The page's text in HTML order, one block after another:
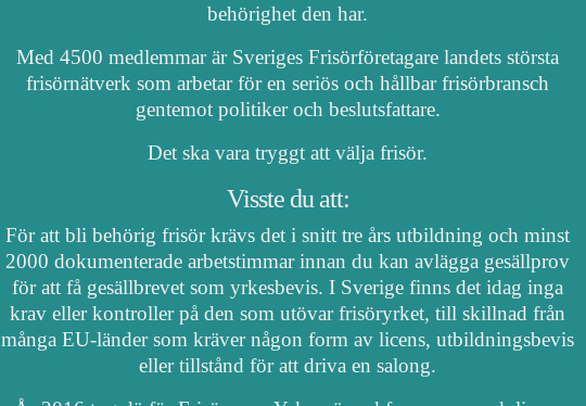
behörighet den har.
Med 4500 medlemmar är Sveriges Frisörföretagare landets största
frisörnätverk som arbetar för en seriös och hållbar frisörbransch
gentemot politiker och beslutsfattare.
Det ska vara tryggt att välja frisör.
Visste du att:
För att bli behörig frisör krävs det i snitt tre års utbildning och minst
2000 dokumenterade arbetstimmar innan du kan avlägga gesällprov
för att få gesällbrevet som yrkesbevis. I Sverige finns det idag inga
krav eller kontroller på den som utövar frisöryrket, till skillnad från
många EU-länder som kräver någon form av licens, utbildningsbevis
eller tillstånd för att driva en salong.